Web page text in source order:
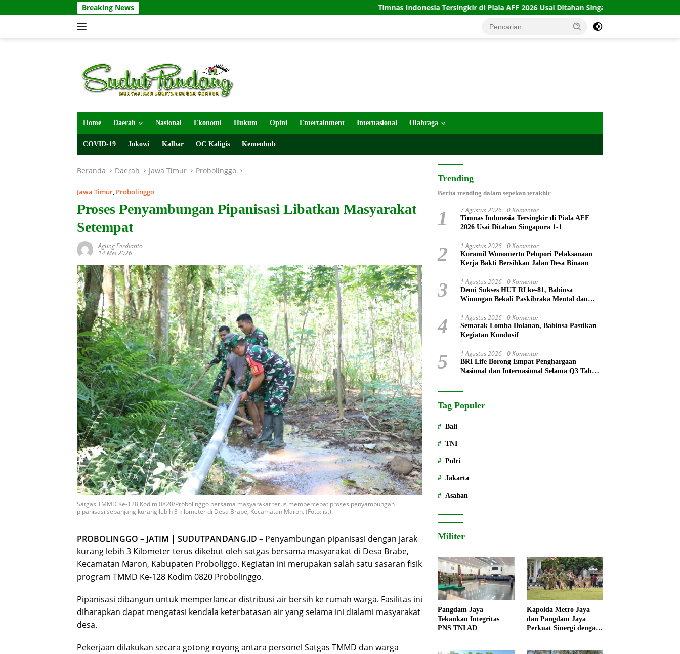
ke
Breaking News Timnas Indonesia Tersingkir di Piala AFF 2026 Usai Ditahan Singapura 1-1 10 Kartu Legacy 100
Home Daerah Nasional Ekonomi Hukum Opini Entertainment Internasional Olahraga
COVID-19 Jokowi Kalbar OC Kaligis Kemenhub
Beranda Daerah Jawa Timur Probolinggo
Jawa Timur, Probolinggo
Proses Penyambungan Pipanisasi Libatkan Masyarakat
Setempat
Agung Ferdianto
14 Mei 2026
Satgas TMMD Ke-128 Kodim 0820/Probolinggo bersama masyarakat terus mempercepat proses penyambungan
pipanisasi sepanjang kurang lebih 3 kilometer di Desa Brabe, Kecamatan Maron. (Foto: ist).
PROBOLINGGO – JATIM | SUDUTPANDANG.ID – Penyambungan pipanisasi dengan jarak
kurang lebih 3 Kilometer terus dikebut oleh satgas bersama masyarakat di Desa Brabe,
Kecamatan Maron, Kabupaten Proboliggo. Kegiatan ini merupakan salah satu sasaran fisik
program TMMD Ke-128 Kodim 0820 Probolinggo.
Pipanisasi dibangun untuk memperlancar distribusi air bersih ke rumah warga. Fasilitas ini
diharapkan dapat mengatasi kendala keterbatasan air yang selama ini dialami masyarakat
desa.
Pekerjaan dilakukan secara gotong royong antara personel Satgas TMMD dan warga
Trending
Berita trending dalam sepekan terakhir
1 7 Agustus 2026 0 Komentar
Timnas Indonesia Tersingkir di Piala AFF
2026 Usai Ditahan Singapura 1-1
2 1 Agustus 2026 0 Komentar
Koramil Wonomerto Pelopori Pelaksanaan
Kerja Bakti Bersihkan Jalan Desa Binaan
3 1 Agustus 2026 0 Komentar
Demi Sukses HUT RI ke-81, Babinsa
Winongan Bekali Paskibraka Mental dan
4 1 Agustus 2026 0 Komentar
Semarak Lomba Dolanan, Babinsa Pastikan
Kegiatan Kondusif
5 1 Agustus 2026 0 Komentar
BRI Life Borong Empat Penghargaan
Nasional dan Internasional Selama Q3 Tahun
Tag Populer
Bali
TNI
Polri
Jakarta
Asahan
Militer
Pangdam Jaya
Tekankan Integritas
PNS TNI AD
Kapolda Metro Jaya
dan Pangdam Jaya
Perkuat Sinergi dengan